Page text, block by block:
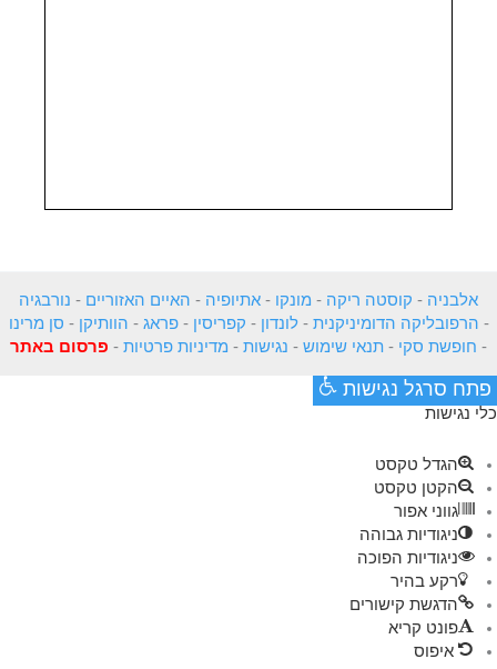
אלבניה - קוסטה ריקה - מונקו - אתיופיה - האיים האזוריים - נורבגיה
- הרפובליקה הדומיניקנית -לונדון - קפריסין -פראג - הוותיקן - סן מרינו
- חופשת סקי - תנאי שימוש - נגישות - מדיניות פרטיות - פרסום באתר
פתח סרגל נגישות
כלי נגישות
הגדל טקסט
הקטן טקסט
גווני אפור
ניגודיות גבוהה
ניגודיות הפוכה
רקע בהיר
הדגשת קישורים
פונט קריא
איפוס